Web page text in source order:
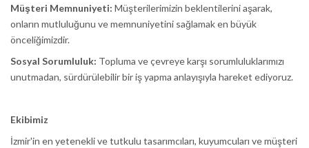
Müşteri Memnuniyeti: Müşterilerimizin beklentilerini aşarak,
onların mutluluğunu ve memnuniyetini sağlamak en büyük
önceliğimizdir.
Sosyal Sorumluluk: Topluma ve çevreye karşı sorumluluklarımızı
unutmadan, sürdürülebilir bir iş yapma anlayışıyla hareket ediyoruz.
Ekibimiz
İzmir'in en yetenekli ve tutkulu tasarımcıları, kuyumcuları ve müşteri